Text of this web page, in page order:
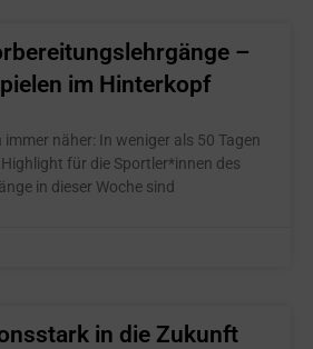
–
im Hinterkopf
immer näher: In weniger als 50 Tagen
für die Sportler*innen des
in dieser Woche sind
in die Zukunft